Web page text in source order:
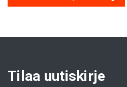
Tilaa uutiskirje